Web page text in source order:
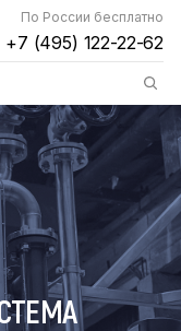
По России бесплатно
+7 (495) 122-22-62